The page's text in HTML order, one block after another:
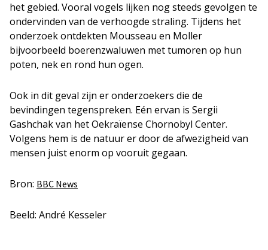
het gebied. Vooral vogels lijken nog steeds gevolgen te
ondervinden van de verhoogde straling. Tijdens het
onderzoek ontdekten Mousseau en Moller
bijvoorbeeld boerenzwaluwen met tumoren op hun
poten, nek en rond hun ogen.
Ook in dit geval zijn er onderzoekers die de
bevindingen tegenspreken. Eén ervan is Sergii
Gashchak van het Oekraïense Chornobyl Center.
Volgens hem is de natuur er door de afwezigheid van
mensen juist enorm op vooruit gegaan.
Bron: BBC News
Beeld: André Kesseler